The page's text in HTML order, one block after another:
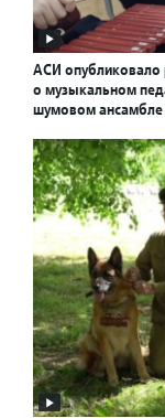
АСИ опубликовало
о музыкальном
шумовом ансамбле